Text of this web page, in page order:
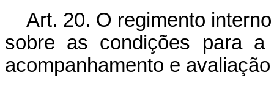
Art. 20. O regimento
sobre as condições para
acompanhamento e